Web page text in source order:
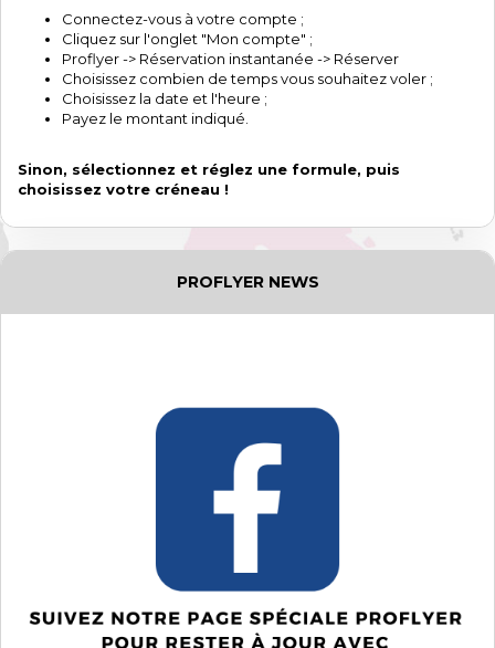
Connectez-vous à votre compte ;
Cliquez sur l'onglet "Mon compte" ;
Proflyer -> Réservation instantanée -> Réserver
Choisissez combien de temps vous souhaitez voler ;
Choisissez la date et l'heure ;
Payez le montant indiqué.
Sinon, sélectionnez et réglez une formule, puis
choisissez votre créneau !
PROFLYER NEWS